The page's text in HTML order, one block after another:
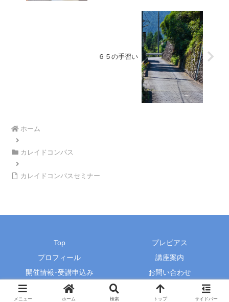
６５の手習い
ホーム
カレイドコンパス
カレイドコンパスセミナー
Top
プレビアス
プロフィール
講座案内
開催情報･受講申込み
お問い合わせ
© 2015-2026 プレビアス・田辺由香里オフィシャルサイト.
メニュー ホーム 検索 トップ サイドバー